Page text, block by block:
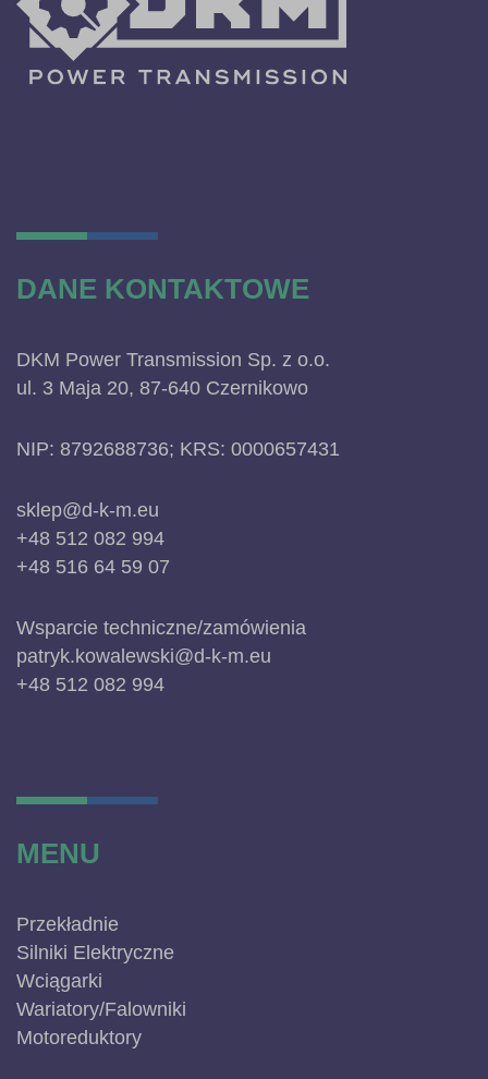
DANE KONTAKTOWE
DKM Power Transmission Sp. z o.o.
ul. 3 Maja 20, 87-640 Czernikowo
NIP: 8792688736; KRS: 0000657431
sklep@d-k-m.eu
+48 512 082 994
+48 516 64 59 07
Wsparcie techniczne/zamówienia
patryk.kowalewski@d-k-m.eu
+48 512 082 994
MENU
Przekładnie
Silniki Elektryczne
Wciągarki
Wariatory/Falowniki
Motoreduktory